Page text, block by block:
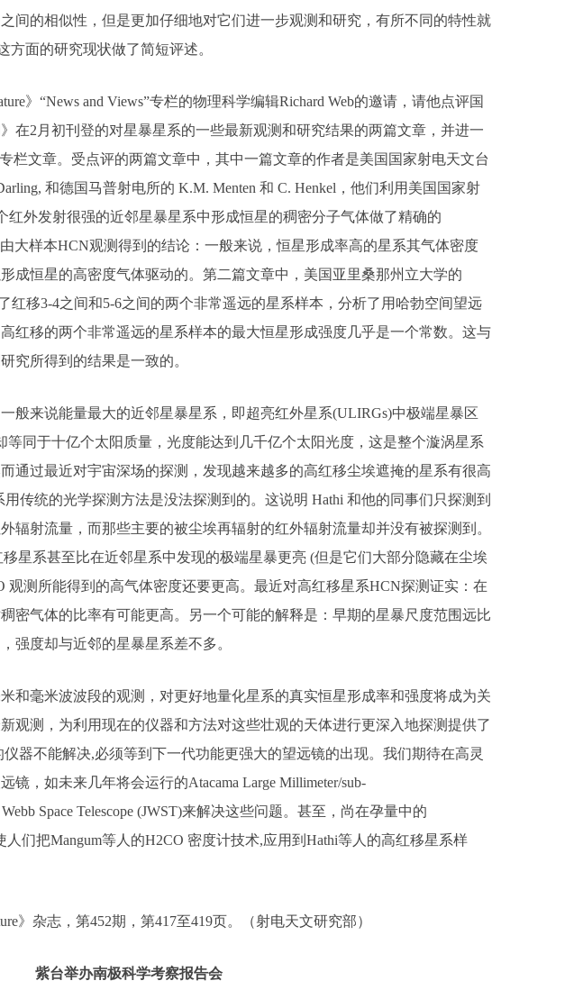
间的相似性，但是更加仔细地对它们进一步观测和研究，有所不同的特性就
方面的研究现状做了简短评述。
“News and Views”专栏的物理科学编辑Richard Web的邀请，请他点评国
在2月初刊登的对星暴星系的一些最新观测和研究结果的两篇文章，并进一
栏文章。受点评的两篇文章中，其中一篇文章的作者是美国国家射电天文台
和德国马普射电所的 K.M. Menten 和 C. Henkel，他们利用美国国家射
红外发射很强的近邻星暴星系中形成恒星的稠密分子气体做了精确的
大样本HCN观测得到的结论：一般来说，恒星形成率高的星系其气体密度
成恒星的高密度气体驱动的。第二篇文章中，美国亚里桑那州立大学的
了红移3-4之间和5-6之间的两个非常遥远的星系样本，分析了用哈勃空间望远
红移的两个非常遥远的星系样本的最大恒星形成强度几乎是一个常数。这与
究所得到的结果是一致的。
来说能量最大的近邻星暴星系，即超亮红外星系(ULIRGs)中极端星暴区
同于十亿个太阳质量，光度能达到几千亿个太阳光度，这是整个漩涡星系
通过最近对宇宙深场的探测，发现越来越多的高红移尘埃遮掩的星系有很高
传统的光学探测方法是没法探测到的。这说明 Hathi 和他的同事们只探测到
辐射流量，而那些主要的被尘埃再辐射的红外辐射流量却并没有被探测到。
星系甚至比在近邻星系中发现的极端星暴更亮 (但是它们大部分隐藏在尘埃
观测所能得到的高气体密度还要更高。最近对高红移星系HCN探测证实：在
密气体的比率有可能更高。另一个可能的解释是：早期的星暴尺度范围远比
强度却与近邻的星暴星系差不多。
毫米波波段的观测，对更好地量化星系的真实恒星形成率和强度将成为关
观测，为利用现在的仪器和方法对这些壮观的天体进行更深入地探测提供了
器不能解决,必须等到下一代功能更强大的望远镜的出现。我们期待在高灵
，如未来几年将会运行的Atacama Large Millimeter/sub-
Space Telescope (JWST)来解决这些问题。甚至，尚在孕量中的
人们把Mangum等人的H2CO 密度计技术,应用到Hathi等人的高红移星系样
杂志，第452期，第417至419页。（射电天文研究部）
紫台举办南极科学考察报告会